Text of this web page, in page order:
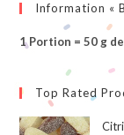
Information «
1 Portion = 50 g
Top Rated